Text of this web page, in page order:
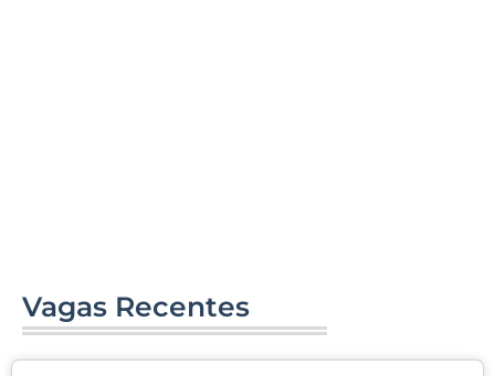
Vagas Recentes